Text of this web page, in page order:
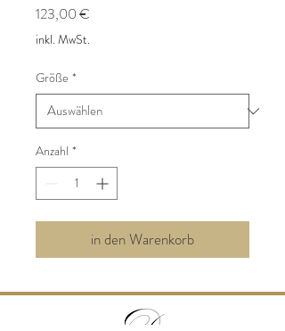
123,00 €
inkl. MwSt.
Größe *
Anzahl *
in den Warenkorb